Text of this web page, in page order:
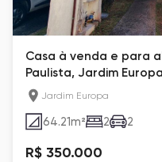
Casa à venda e para
Paulista, Jardim
Jardim Europa
64.21m² 2 2
R$ 350.000